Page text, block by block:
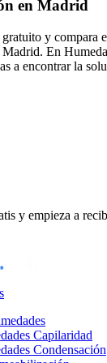
en Madrid
y compara
En
a encontrar la
y empieza a
Capilaridad
Condensación